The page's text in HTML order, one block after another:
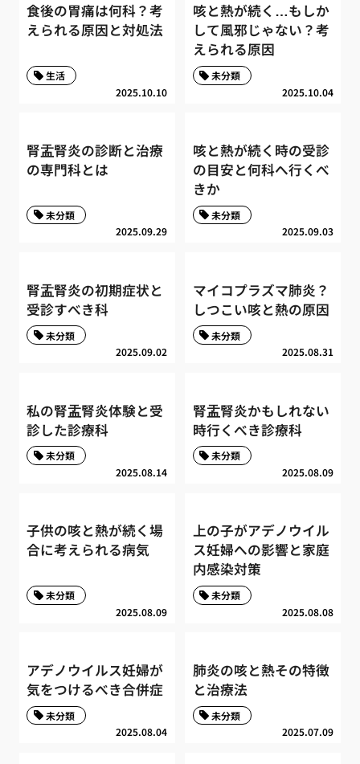
食後の胃痛は何科？考
えられる原因と対処法
2025.10.10
生活
咳と熱が続く…もしか
して風邪じゃない？考
えられる原因
2025.10.04
未分類
腎盂腎炎の診断と治療
の専門科とは
2025.09.29
未分類
咳と熱が続く時の受診
の目安と何科へ行くべ
きか
2025.09.03
未分類
腎盂腎炎の初期症状と
受診すべき科
2025.09.02
未分類
マイコプラズマ肺炎？
しつこい咳と熱の原因
2025.08.31
未分類
私の腎盂腎炎体験と受
診した診療科
2025.08.14
未分類
腎盂腎炎かもしれない
時行くべき診療科
2025.08.09
未分類
子供の咳と熱が続く場
合に考えられる病気
2025.08.09
未分類
上の子がアデノウイル
ス妊婦への影響と家庭
内感染対策
2025.08.08
未分類
アデノウイルス妊婦が
気をつけるべき合併症
2025.08.04
未分類
肺炎の咳と熱その特徴
と治療法
2025.07.09
未分類